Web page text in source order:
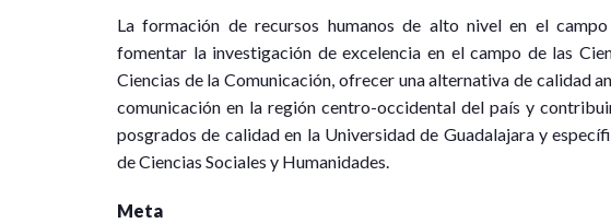
La formación de recursos humanos de alto nivel en el
fomentar la investigación de excelencia en el campo de las
Ciencias de la Comunicación, ofrecer una alternativa de calidad
comunicación en la región centro-occidental del país y
posgrados de calidad en la Universidad de Guadalajara y
de Ciencias Sociales y Humanidades.
Meta